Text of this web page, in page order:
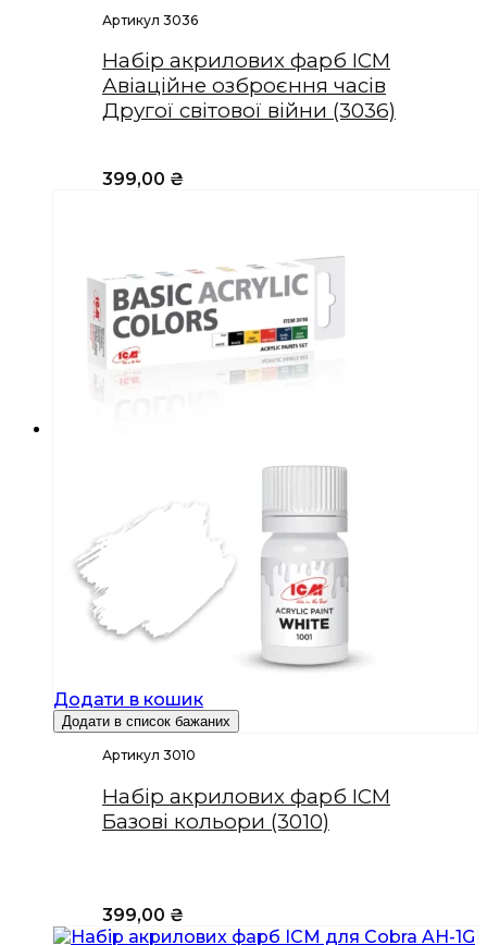
Артикул 3036
Набір акрилових фарб ICM
Авіаційне озброєння часів
Другої світової війни (3036)
399,00 ₴
Додати в кошик
Додати в список бажаних
Артикул 3010
Набір акрилових фарб ICM
Базові кольори (3010)
399,00 ₴